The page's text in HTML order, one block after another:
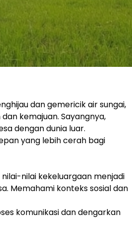
dan gemericik air sungai,
kemajuan. Sayangnya,
dengan dunia luar.
yang lebih cerah bagi
nilai kekeluargaan menjadi
Memahami konteks sosial dan
komunikasi dan dengarkan